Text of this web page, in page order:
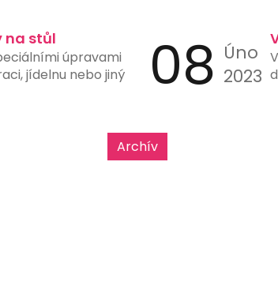
snižuje riziko chyb
banky a finanční
a
aplikacích, což
na stůl
úpravami
jídelnu nebo jiný
08 Úno
2023
Archív